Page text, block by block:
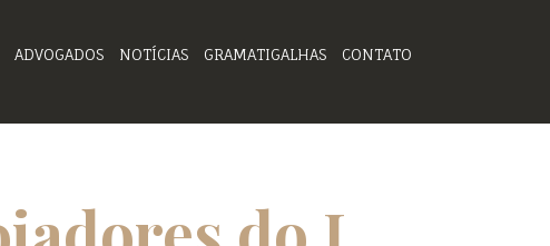
ADVOGADOS NOTÍCIAS GRAMATIGALHAS CONTATO